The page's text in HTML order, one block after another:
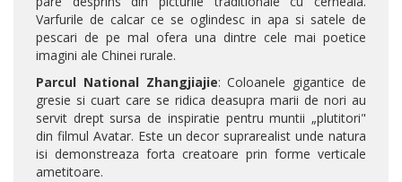
Varfurile de calcar ce se oglindesc in apa si satele de
pescari de pe mal ofera una dintre cele mai poetice
imagini ale Chinei rurale.
Parcul National Zhangjiajie: Coloanele gigantice de
gresie si cuart care se ridica deasupra marii de nori au
servit drept sursa de inspiratie pentru muntii „plutitori"
din filmul Avatar. Este un decor suprarealist unde natura
isi demonstreaza forta creatoare prin forme verticale
ametitoare.